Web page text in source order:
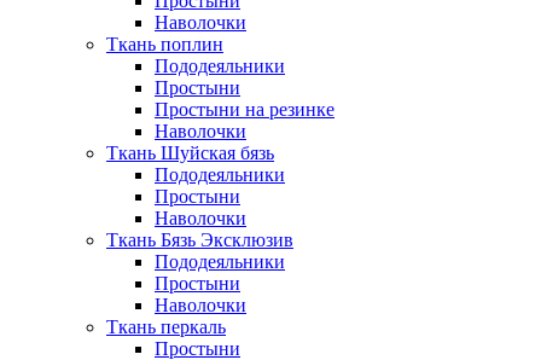
Наволочки
Ткань поплин
Пододеяльники
Простыни
Простыни на резинке
Наволочки
Ткань Шуйская бязь
Пододеяльники
Простыни
Наволочки
Ткань Бязь Эксклюзив
Пододеяльники
Простыни
Наволочки
Ткань перкаль
Простыни